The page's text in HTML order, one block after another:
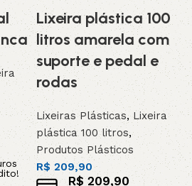
Lixeira plástica 100
litros amarela com
suporte e pedal e
rodas
Lixeiras Plásticas,Lixeira
plástica 100 litros,
Produtos Plásticos
R$ 209,90
R$209,90